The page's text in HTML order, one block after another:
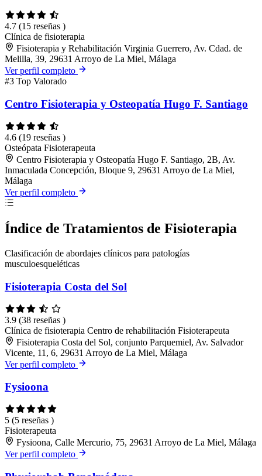
4.7 (15 reseñas )
Clínica de fisioterapia
Fisioterapia y Rehabilitación Virginia Guerrero, Av. Cdad. de
Melilla, 39, 29631 Arroyo de La Miel, Málaga
Ver perfil completo
#3 Top Valorado
Centro Fisioterapia y Osteopatía Hugo F. Santiago
4.6 (19 reseñas )
Osteópata Fisioterapeuta
Centro Fisioterapia y Osteopatía Hugo F. Santiago, 2B, Av.
Inmaculada Concepción, Bloque 9, 29631 Arroyo de La Miel,
Málaga
Ver perfil completo
Índice de Tratamientos de Fisioterapia
Clasificación de abordajes clínicos para patologías
musculoesqueléticas
Fisioterapia Costa del Sol
3.9 (38 reseñas )
Clínica de fisioterapia Centro de rehabilitación Fisioterapeuta
Fisioterapia Costa del Sol, conjunto Parquemiel, Av. Salvador
Vicente, 11, 6, 29631 Arroyo de La Miel, Málaga
Ver perfil completo
Fysioona
5 (5 reseñas )
Fisioterapeuta
Fysioona, Calle Mercurio, 75, 29631 Arroyo de La Miel, Málaga
Ver perfil completo